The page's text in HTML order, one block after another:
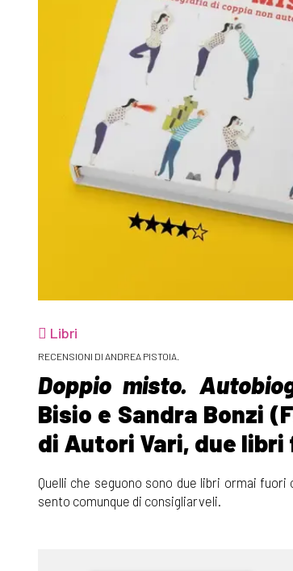
Libri
RECENSIONI DI ANDREA PISTOIA.
Doppio misto.
Bisio e Sandra Bonzi
di Autori Vari, due
Quelli che seguono sono due libri ormai
sento comunque di consigliarveli.